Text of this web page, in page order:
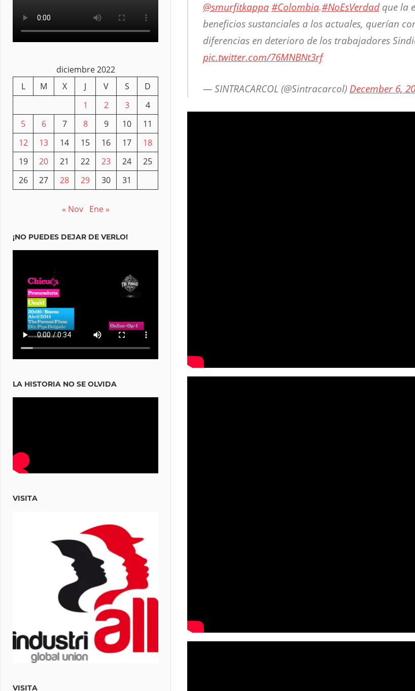
@smurfitkappa #Colombia.#NoEsVerdadque la
beneficios sustanciales a los actuales, querían
diferencias en deterioro de los trabajadores
pic.twitter.com/76MNBNt3rf
— SINTRACARCOL (@Sintracarcol) December 6,
diciembre 2022
L
M X J V S
D
1
2 3
4
5
6 7 8 9 10
11
12
13 14 15 16 17
18
19
20 21 22 23 24
25
26
27 28 29 30 31
« Nov Ene »
¡NO PUEDES DEJAR DE VERLO!
LA HISTORIA NO SE OLVIDA
VISITA
VISITA